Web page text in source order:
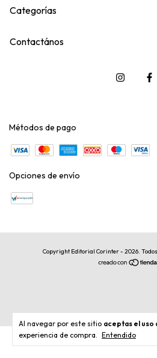
Al navegar por este sitio aceptas el uso
experiencia de compra. Entendido
Categorías
Contactános
Métodos de pago
Opciones de envío
Copyright Editorial Corinter - 2026.